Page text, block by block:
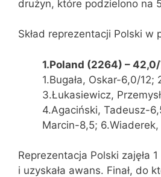
drużyn, które podzielono na
Skład reprezentacji Polski w
1.Poland (2264) –
1.Bugała, Oskar-6,0/
3.Łukasiewicz,
4.Agaciński, Tadeusz-
Marcin-8,5;
Reprezentacja Polski zajęła
i uzyskała awans. Finał, do